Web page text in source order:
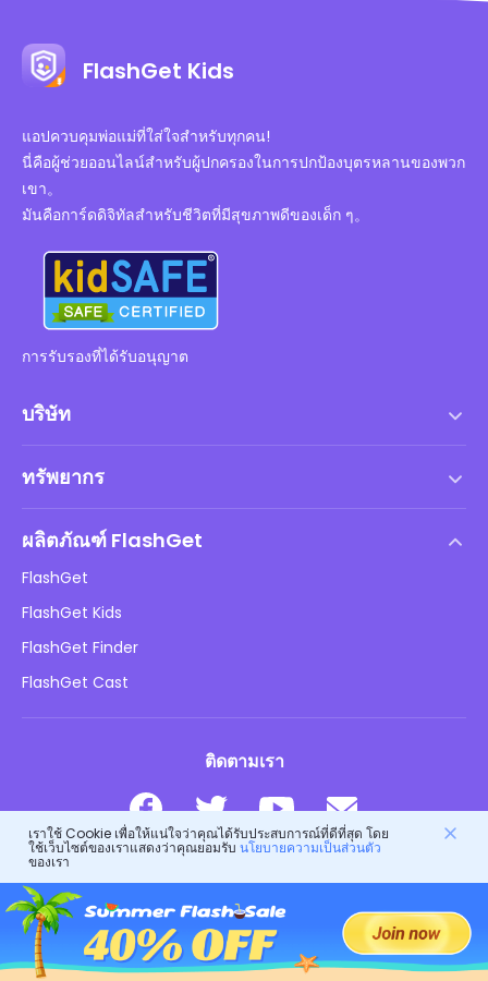
FlashGet Kids
แอปควบคุมพ่อแม่ที่ใส่ใจสำหรับทุกคน!
นี่คือผู้ช่วยออนไลน์สำหรับผู้ปกครองในการปกป้องบุตรหลานของพวก
เขา。
มันคือการ์ดดิจิทัลสำหรับชีวิตที่มีสุขภาพดีของเด็ก ๆ。
การรับรองที่ได้รับอนุญาต
บริษัท
นโยบาย DMCA
นโยบายความเป็นส่วนตัว
นโยบายการโฆษณา
อย่าขายข้อมูลของฉัน
ทรัพยากร
ความปลอดภัยของเด็กออนไลน์
ดาวน์โหลด
ผลิตภัณฑ์ FlashGet
FlashGet
FlashGet Kids
FlashGet Finder
FlashGet Cast
ติดตามเรา
© 2026 Hong Kong FlashGet Network Technology Co., Ltd.
เราใช้ Cookie เพื่อให้แน่ใจว่าคุณได้รับประสบการณ์ที่ดีที่สุด โดย
ใช้เว็บไซต์ของเราแสดงว่าคุณยอมรับ นโยบายความเป็นส่วนตัว
ของเรา